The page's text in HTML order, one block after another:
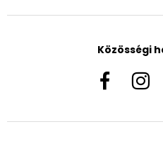
Közösségi